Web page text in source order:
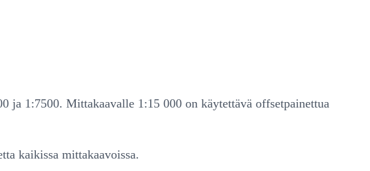
ja 1:7500. Mittakaavalle 1:15 000 on käytettävä offsetpainettua
kaikissa mittakaavoissa.